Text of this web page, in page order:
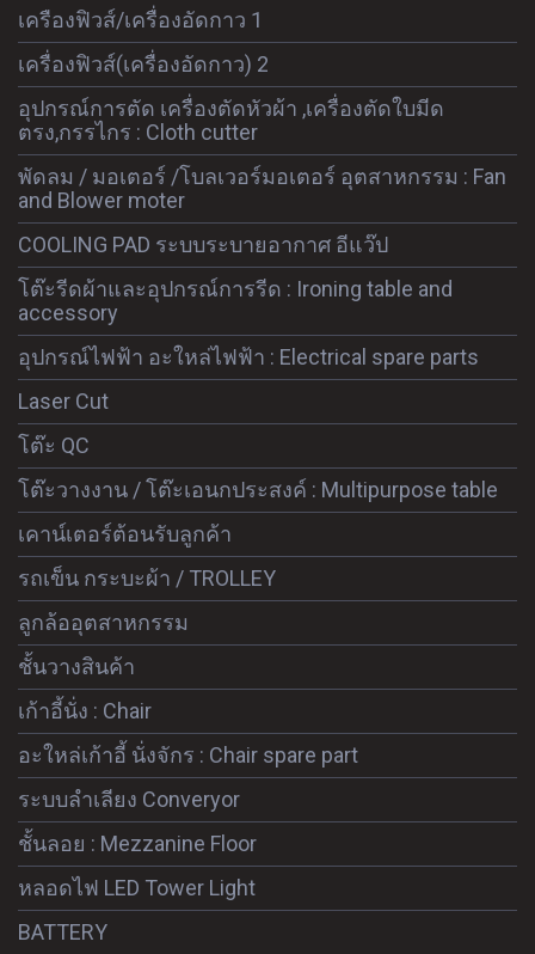
เครืองฟิวส์/เครื่องอัดกาว 1
เครื่องฟิวส์(เครื่องอัดกาว) 2
อุปกรณ์การตัด เครื่องตัดหัวผ้า ,เครื่องตัดใบมีด
ตรง,กรรไกร : Cloth cutter
พัดลม / มอเตอร์ /โบลเวอร์มอเตอร์ อุตสาหกรรม : Fan
and Blower moter
COOLING PAD ระบบระบายอากาศ อีแว๊ป
โต๊ะรีดผ้าและอุปกรณ์การรีด : Ironing table and
accessory
อุปกรณ์ไฟฟ้า อะใหล่ไฟฟ้า : Electrical spare parts
Laser Cut
โต๊ะ QC
โต๊ะวางงาน / โต๊ะเอนกประสงค์ : Multipurpose table
เคาน์เตอร์ต้อนรับลูกค้า
รถเข็น กระบะผ้า / TROLLEY
ลูกล้ออุตสาหกรรม
ชั้นวางสินค้า
เก้าอี้นั่ง : Chair
อะใหล่เก้าอี้ นั่งจักร : Chair spare part
ระบบลำเลียง Converyor
ชั้นลอย : Mezzanine Floor
หลอดไฟ LED Tower Light
BATTERY